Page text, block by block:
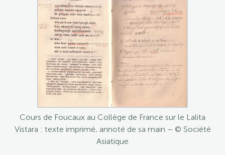
Cours de Foucaux au Collège de France sur le Lalita
Vistara : texte imprimé, annoté de sa main – © Société
Asiatique